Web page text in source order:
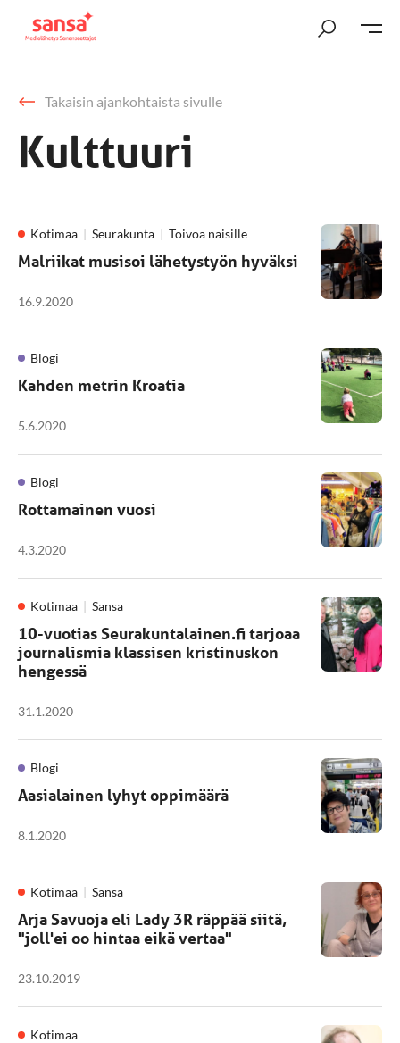
Takaisin ajankohtaista sivulle
Kulttuuri
Kotimaa Seurakunta Toivoa naisille
Malriikat musisoi lähetystyön hyväksi
16.9.2020
Blogi
Kahden metrin Kroatia
5.6.2020
Blogi
Rottamainen vuosi
4.3.2020
Kotimaa Sansa
10-vuotias Seurakuntalainen.fi tarjoaa
journalismia klassisen kristinuskon
hengessä
31.1.2020
Blogi
Aasialainen lyhyt oppimäärä
8.1.2020
Kotimaa Sansa
Arja Savuoja eli Lady 3R räppää siitä,
"joll'ei oo hintaa eikä vertaa"
23.10.2019
Kotimaa